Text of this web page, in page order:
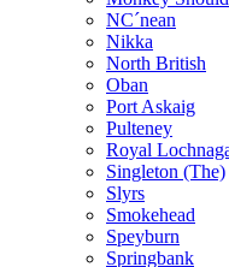
NC´nean
Nikka
North British
Oban
Port Askaig
Pulteney
Royal
Singleton (The)
Slyrs
Smokehead
Speyburn
Springbank